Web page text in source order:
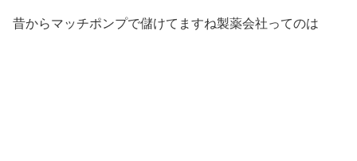
昔からマッチポンプで儲けてますね製薬会社ってのは